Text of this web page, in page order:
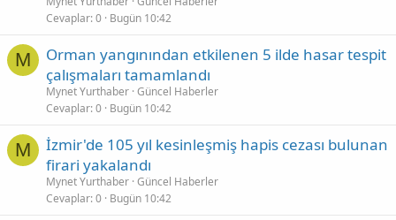
Cevaplar 0 Bugün 10:42
M
Orman yangınından etkilenen 5 ilde hasar tespit
çalışmaları tamamlandı
Mynet Yurthaber Güncel Haberler
Cevaplar 0 Bugün 10:42
M
İzmir'de 105 yıl kesinleşmiş hapis cezası bulunan
firari yakalandı
Mynet Yurthaber Güncel Haberler
Cevaplar 0 Bugün 10:42